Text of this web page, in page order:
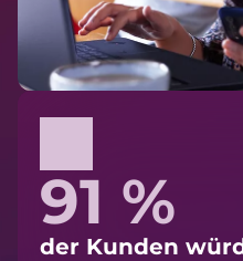
91 %
der Kunden